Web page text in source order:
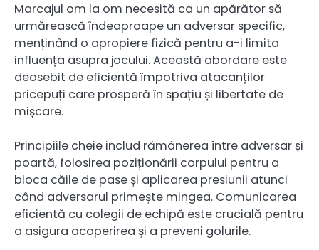
Marcajul om la om necesită ca un apărător să
urmărească îndeaproape un adversar specific,
menținând o apropiere fizică pentru a-i limita
influența asupra jocului. Această abordare este
deosebit de eficientă împotriva atacanților
pricepuți care prosperă în spațiu și libertate de
mișcare.
Principiile cheie includ rămânerea între adversar și
poartă, folosirea poziționării corpului pentru a
bloca căile de pase și aplicarea presiunii atunci
când adversarul primește mingea. Comunicarea
eficientă cu colegii de echipă este crucială pentru
a asigura acoperirea și a preveni golurile.